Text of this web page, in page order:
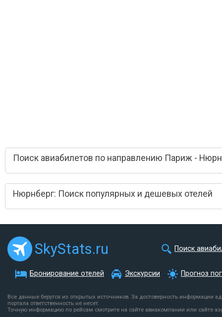
Поиск авиабилетов по направлению Париж -
Нюрнберг: Поиск популярных и дешевых отелей
SkyStats.ru Поиск
Бронирование отелей Экскурсии Прогноз
Все данные берутся из открытых источников. За достоверность информации
портала ответственность не несет.
Точную информацию по рейсам смотрите на сайте авиакомпании или сайте